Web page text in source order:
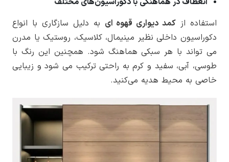
استفاده از کمد دیواری قهوه ای به دلیل سازگاری با انواع
دکوراسیون داخلی نظیر مینیمال، کلاسیک، روستیک یا مدرن
می تواند با هر سبکی هماهنگ شود. همچنین این رنگ با
طوسی، آبی، سفید و کرم به راحتی ترکیب می شود و زیبایی
خاصی به محیط هدیه می‌کنید.